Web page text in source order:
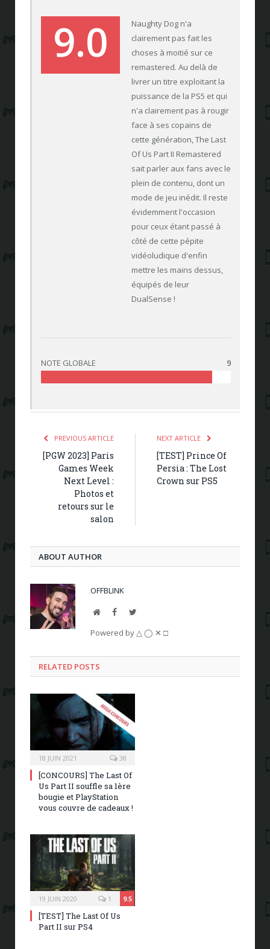
9.0
Naughty Dog n'a
clairement pas fait les
choses à moitié sur ce
remastered. Au delà de
livrer un titre exploitant la
puissance de la PS5 et qui
n'a clairement pas à rougir
face à ses copains de
cette génération, The Last
Of Us Part II Remastered
sait parler aux fans avec le
plein de contenu, dont un
mode de jeu inédit. Il reste
évidemment l'occasion
pour ceux étant passé à
côté de cette pépite
vidéoludique d'enfin
mettre les mains dessus,
équipés de leur
DualSense !
NOTE GLOBALE 9
PREVIOUS ARTICLE
[PGW 2023] Paris
Games Week
Next Level :
Photos et
retours sur le
salon
NEXT ARTICLE
[TEST] Prince Of
Persia : The Lost
Crown sur PS5
ABOUT AUTHOR
OFFBLINK
WebsiteFacebookTwitter
Powered by △ ◯ ✕ □
RELATED POSTS
18 JUIN 2021 38
[CONCOURS] The Last Of
Us Part II souffle sa 1ère
bougie et PlayStation
vous couvre de cadeaux !
19 JUIN 2020 9.5
1
[TEST] The Last Of Us
Part II sur PS4